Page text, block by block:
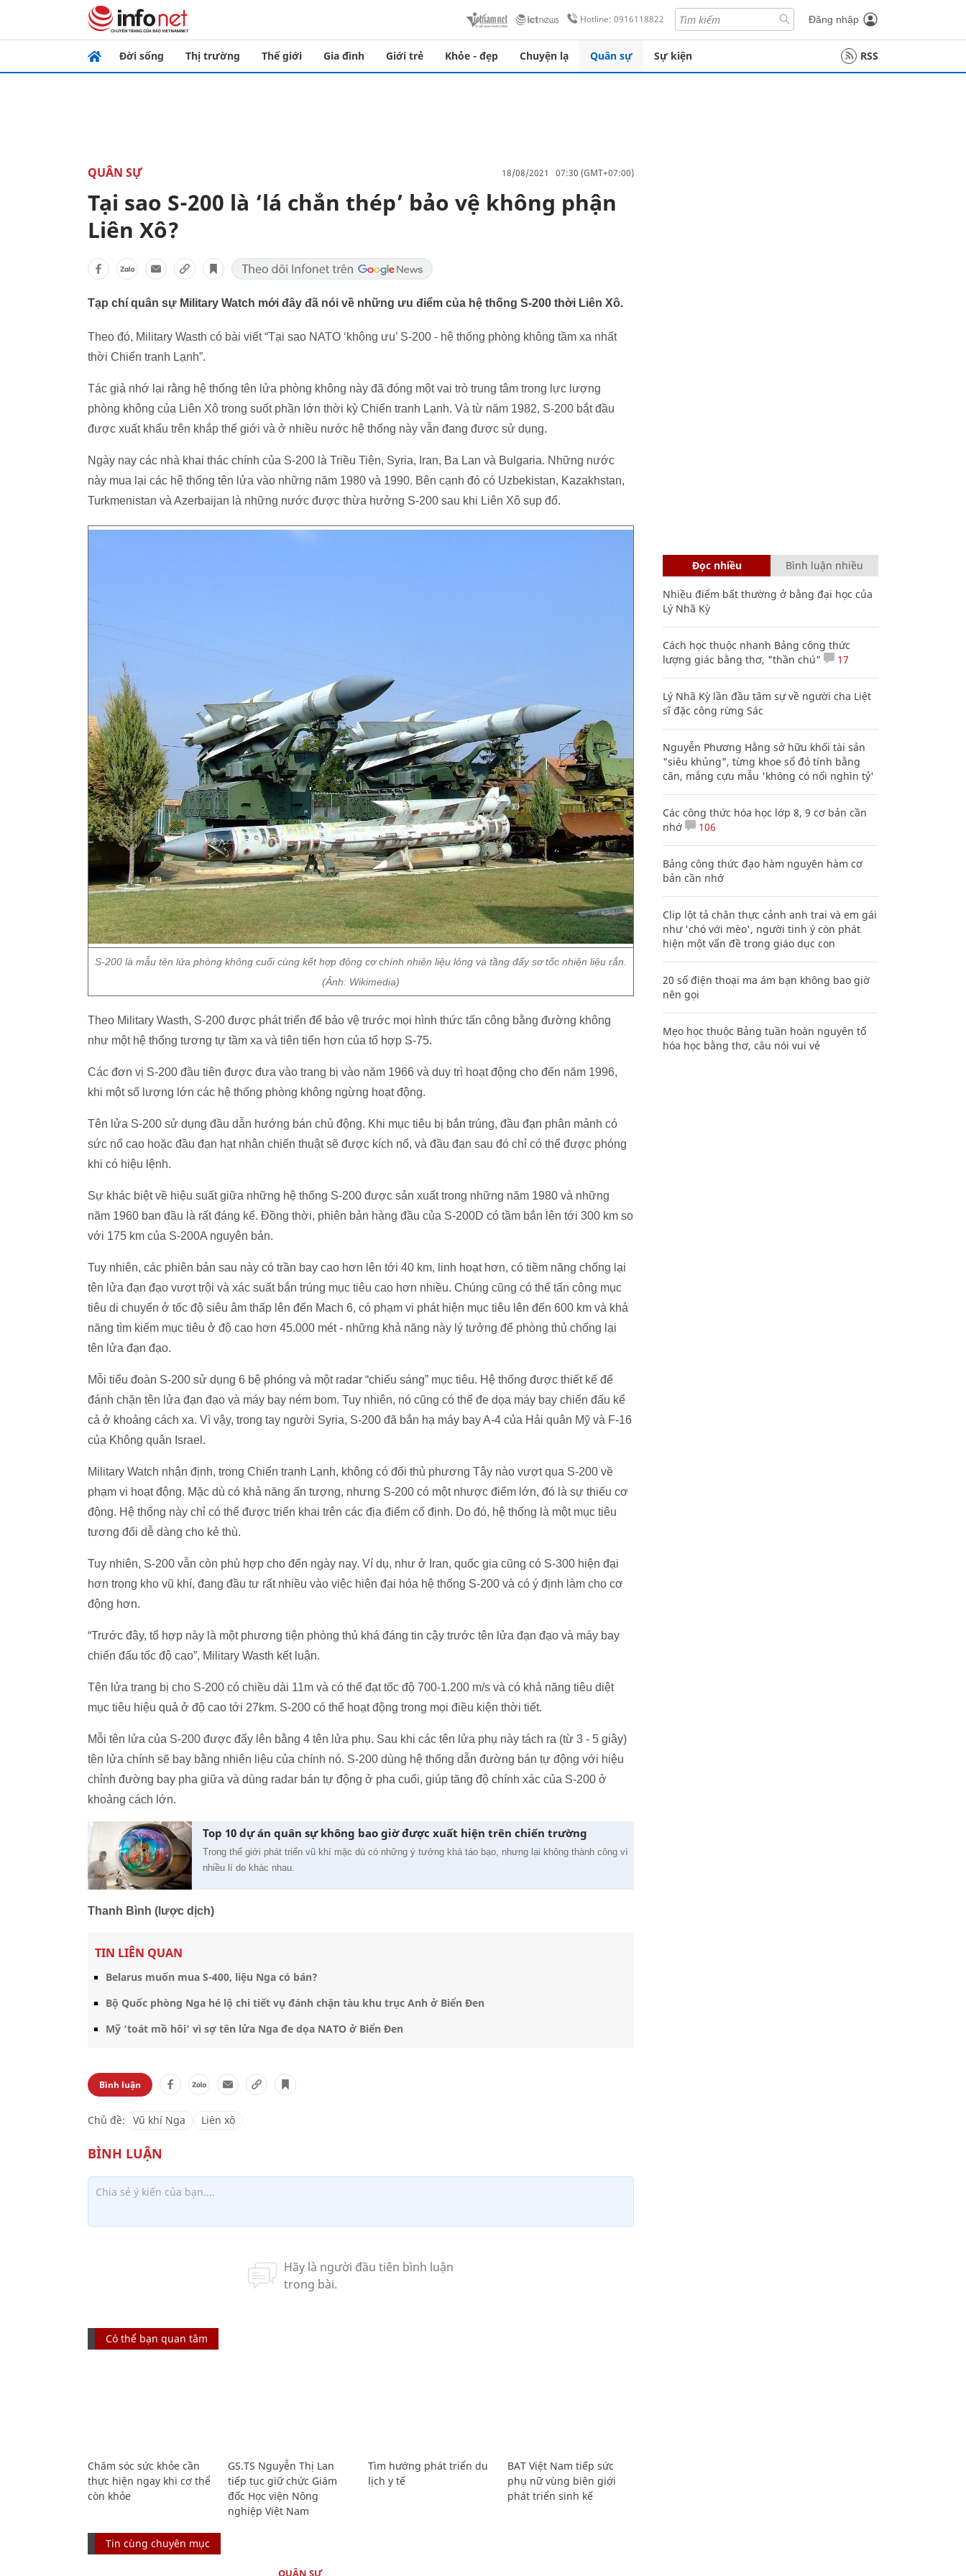
Hotline: 0916118822 Đăng nhập
Đời sống Thị trường Thế giới Gia đình Giới trẻ Khỏe - đẹp Chuyện lạ Quân sự Sự kiện RSS
QUÂN SỰ 18/08/2021 07:30 (GMT+07:00)
Tại sao S-200 là ‘lá chắn thép’ bảo vệ không phận
Liên Xô?
Tạp chí quân sự Military Watсh mới đây đã nói về những ưu điểm của hệ thống S-200 thời Liên Xô.
Theo đó, Military Wasth có bài viết “Tại sao NATO ‘không ưu’ S-200 - hệ thống phòng không tầm xa nhất
thời Chiến tranh Lạnh”.
Tác giả nhớ lại rằng hệ thống tên lửa phòng không này đã đóng một vai trò trung tâm trong lực lượng
phòng không của Liên Xô trong suốt phần lớn thời kỳ Chiến tranh Lạnh. Và từ năm 1982, S-200 bắt đầu
được xuất khẩu trên khắp thế giới và ở nhiều nước hệ thống này vẫn đang được sử dụng.
Ngày nay các nhà khai thác chính của S-200 là Triều Tiên, Syria, Iran, Ba Lan và Bulgaria. Những nước
này mua lại các hệ thống tên lửa vào những năm 1980 và 1990. Bên cạnh đó có Uzbekistan, Kazakhstan,
Turkmenistan và Azerbaijan là những nước được thừa hưởng S-200 sau khi Liên Xô sụp đổ.
S-200 là mẫu tên lửa phòng không cuối cùng kết hợp động cơ chính nhiên liệu lỏng và tầng đẩy sơ tốc nhiên liệu rắn.
(Ảnh: Wikimedia)
Theo Military Wasth, S-200 được phát triển để bảo vệ trước mọi hình thức tấn công bằng đường không
như một hệ thống tương tự tầm xa và tiên tiến hơn của tổ hợp S-75.
Các đơn vị S-200 đầu tiên được đưa vào trang bị vào năm 1966 và duy trì hoạt động cho đến năm 1996,
khi một số lượng lớn các hệ thống phòng không ngừng hoạt động.
Tên lửa S-200 sử dụng đầu dẫn hướng bán chủ động. Khi mục tiêu bị bắn trúng, đầu đạn phân mảnh có
sức nổ cao hoặc đầu đạn hạt nhân chiến thuật sẽ được kích nổ, và đầu đạn sau đó chỉ có thể được phóng
khi có hiệu lệnh.
Sự khác biệt về hiệu suất giữa những hệ thống S-200 được sản xuất trong những năm 1980 và những
năm 1960 ban đầu là rất đáng kể. Đồng thời, phiên bản hàng đầu của S-200D có tầm bắn lên tới 300 km so
với 175 km của S-200A nguyên bản.
Tuy nhiên, các phiên bản sau này có trần bay cao hơn lên tới 40 km, linh hoạt hơn, có tiềm năng chống lại
tên lửa đạn đạo vượt trội và xác suất bắn trúng mục tiêu cao hơn nhiều. Chúng cũng có thể tấn công mục
tiêu di chuyển ở tốc độ siêu âm thấp lên đến Mach 6, có phạm vi phát hiện mục tiêu lên đến 600 km và khả
năng tìm kiếm mục tiêu ở độ cao hơn 45.000 mét - những khả năng này lý tưởng để phòng thủ chống lại
tên lửa đạn đạo.
Mỗi tiểu đoàn S-200 sử dụng 6 bệ phóng và một radar “chiếu sáng” mục tiêu. Hệ thống được thiết kế để
đánh chặn tên lửa đạn đạo và máy bay ném bom. Tuy nhiên, nó cũng có thể đe dọa máy bay chiến đấu kể
cả ở khoảng cách xa. Vì vậy, trong tay người Syria, S-200 đã bắn hạ máy bay A-4 của Hải quân Mỹ và F-16
của Không quân Israel.
Military Watch nhận định, trong Chiến tranh Lạnh, không có đối thủ phương Tây nào vượt qua S-200 về
phạm vi hoạt động. Mặc dù có khả năng ấn tượng, nhưng S-200 có một nhược điểm lớn, đó là sự thiếu cơ
động. Hệ thống này chỉ có thể được triển khai trên các địa điểm cố định. Do đó, hệ thống là một mục tiêu
tương đối dễ dàng cho kẻ thù.
Tuy nhiên, S-200 vẫn còn phù hợp cho đến ngày nay. Ví dụ, như ở Iran, quốc gia cũng có S-300 hiện đại
hơn trong kho vũ khí, đang đầu tư rất nhiều vào việc hiện đại hóa hệ thống S-200 và có ý định làm cho cơ
động hơn.
“Trước đây, tổ hợp này là một phương tiện phòng thủ khá đáng tin cậy trước tên lửa đạn đạo và máy bay
chiến đấu tốc độ cao”, Military Wasth kết luận.
Tên lửa trang bị cho S-200 có chiều dài 11m và có thể đạt tốc độ 700-1.200 m/s và có khả năng tiêu diệt
mục tiêu hiệu quả ở độ cao tới 27km. S-200 có thể hoạt động trong mọi điều kiện thời tiết.
Mỗi tên lửa của S-200 được đẩy lên bằng 4 tên lửa phụ. Sau khi các tên lửa phụ này tách ra (từ 3 - 5 giây)
tên lửa chính sẽ bay bằng nhiên liệu của chính nó. S-200 dùng hệ thống dẫn đường bán tự động với hiệu
chỉnh đường bay pha giữa và dùng radar bán tự động ở pha cuối, giúp tăng độ chính xác của S-200 ở
khoảng cách lớn.
Top 10 dự án quân sự không bao giờ được xuất hiện trên chiến trường
Trong thế giới phát triển vũ khí mặc dù có những ý tưởng khá táo bạo, nhưng lại không thành công vì
nhiều lí do khác nhau.
Thanh Bình (lược dịch)
TIN LIÊN QUAN
Belarus muốn mua S-400, liệu Nga có bán?
Bộ Quốc phòng Nga hé lộ chi tiết vụ đánh chặn tàu khu trục Anh ở Biển Đen
Mỹ ‘toát mồ hôi’ vì sợ tên lửa Nga đe dọa NATO ở Biển Đen
Bình luận
Chủ đề: Vũ khí Nga Liên xô
Có thể bạn quan tâm
Chăm sóc sức khỏe cần
thực hiện ngay khi cơ thể
còn khỏe
GS.TS Nguyễn Thị Lan
tiếp tục giữ chức Giám
đốc Học viện Nông
nghiệp Việt Nam
Tìm hướng phát triển du
lịch y tế
BAT Việt Nam tiếp sức
phụ nữ vùng biên giới
phát triển sinh kế
Tin cùng chuyên mục
QUÂN SỰ
Đọc nhiều Bình luận nhiều
Nhiều điểm bất thường ở bằng đại học của
Lý Nhã Kỳ
Cách học thuộc nhanh Bảng công thức
lượng giác bằng thơ, "thần chú"
17
Lý Nhã Kỳ lần đầu tâm sự về người cha Liệt
sĩ đặc công rừng Sác
Nguyễn Phương Hằng sở hữu khối tài sản
"siêu khủng", từng khoe sổ đỏ tính bằng
cân, mắng cựu mẫu 'không có nổi nghìn tỷ'
Các công thức hóa học lớp 8, 9 cơ bản cần
nhớ
106
Bảng công thức đạo hàm nguyên hàm cơ
bản cần nhớ
Clip lột tả chân thực cảnh anh trai và em gái
như 'chó với mèo', người tinh ý còn phát
hiện một vấn đề trong giáo dục con
20 số điện thoại ma ám bạn không bao giờ
nên gọi
Mẹo học thuộc Bảng tuần hoàn nguyên tố
hóa học bằng thơ, câu nói vui vẻ